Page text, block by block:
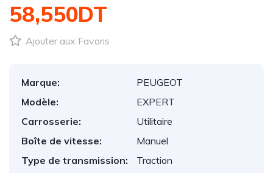
58,550DT
Ajouter aux Favoris
Marque:
PEUGEOT
Modèle:
EXPERT
Carrosserie:
Utilitaire
Boîte de vitesse:
Manuel
Type de transmission:
Traction